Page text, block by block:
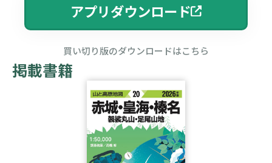
アプリダウンロード
買い切り版のダウンロードはこちら
掲載書籍